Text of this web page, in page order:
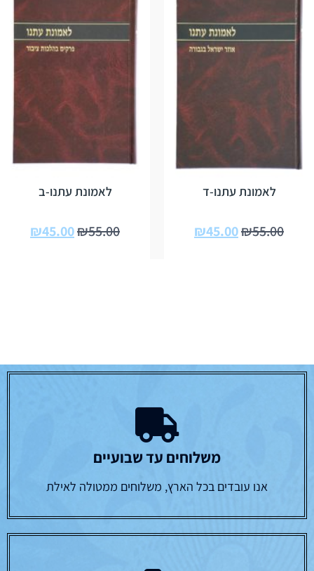
לאמונת עתנו-ד
₪55.00
₪45.00
לאמונת עתנו-ב
₪55.00
₪45.00
משלוחים עד שבועיים
אנו עובדים בכל הארץ, משלוחים ממטולה לאילת